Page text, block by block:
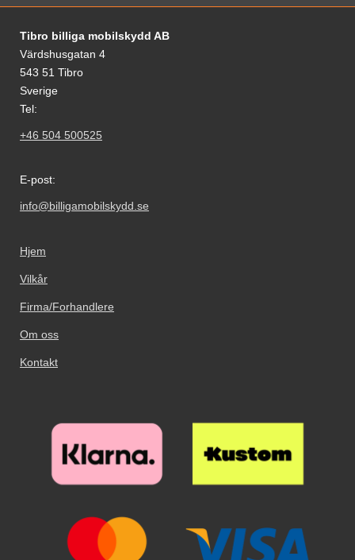
Footer-innhold Blandet informasjon og
Tibro billiga mobilskydd AB
Värdshusgatan 4
543 51 Tibro
Sverige
Tel:
+46 504 500525
E-post:
info@billigamobilskydd.se
Hjem
Vilkår
Firma/Forhandlere
Om oss
Kontakt